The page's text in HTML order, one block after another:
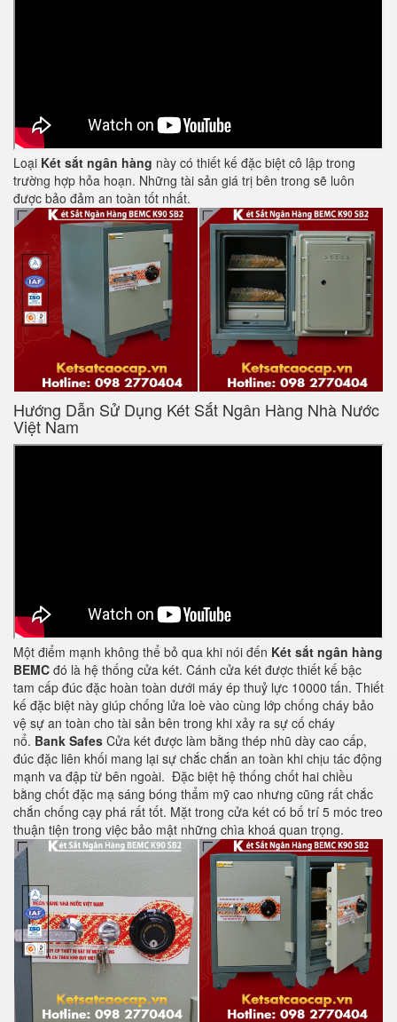
Loại Két sắt ngân hàng này có thiết kế đặc biệt cô lập trong
trường hợp hỏa hoạn. Những tài sản giá trị bên trong sẽ luôn
được bảo đảm an toàn tốt nhất.
Hướng Dẫn Sử Dụng Két Sắt Ngân Hàng Nhà Nước
Việt Nam
Một điểm mạnh không thể bỏ qua khi nói đến Két sắt ngân hàng
BEMC đó là hệ thống cửa két. Cánh cửa két được thiết kế bậc
tam cấp đúc đặc hoàn toàn dưới máy ép thuỷ lực 10000 tấn. Thiết
kế đặc biệt này giúp chống lửa loè vào cùng lớp chống cháy bảo
vệ sự an toàn cho tài sản bên trong khi xảy ra sự cố cháy
nổ. Bank Safes Cửa két được làm bằng thép nhũ dày cao cấp,
đúc đặc liên khối mang lại sự chắc chắn an toàn khi chịu tác động
mạnh va đập từ bên ngoài. Đặc biệt hệ thống chốt hai chiều
bằng chốt đặc mạ sáng bóng thẩm mỹ cao nhưng cũng rất chắc
chắn chống cạy phá rất tốt. Mặt trong cửa két có bố trí 5 móc treo
thuận tiện trong việc bảo mật những chìa khoá quan trọng.